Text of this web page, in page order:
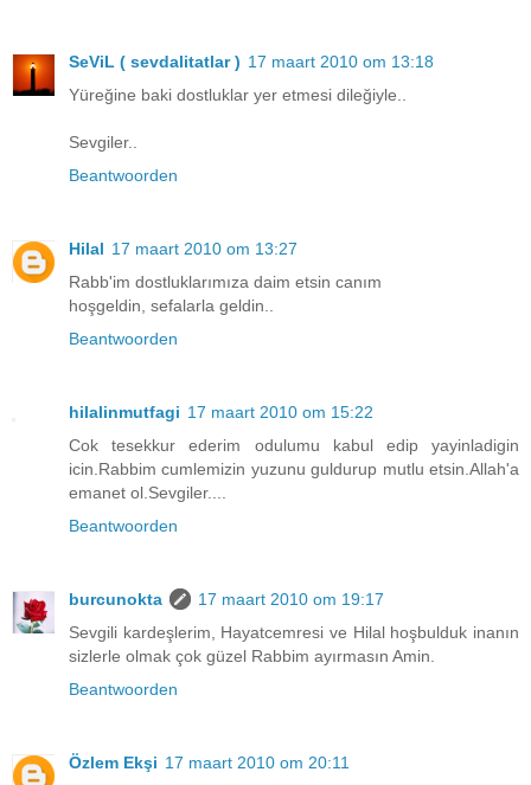
SeViL ( sevdalitatlar ) 17 maart 2010 om 13:18
Yüreğine baki dostluklar yer etmesi dileğiyle..
Sevgiler..
Beantwoorden
Hilal 17 maart 2010 om 13:27
Rabb'im dostluklarımıza daim etsin canım
hoşgeldin, sefalarla geldin..
Beantwoorden
hilalinmutfagi 17 maart 2010 om 15:22
Cok tesekkur ederim odulumu kabul edip yayinladigin
icin.Rabbim cumlemizin yuzunu guldurup mutlu etsin.Allah'a
emanet ol.Sevgiler....
Beantwoorden
burcunokta
17 maart 2010 om 19:17
Sevgili kardeşlerim, Hayatcemresi ve Hilal hoşbulduk inanın
sizlerle olmak çok güzel Rabbim ayırmasın Amin.
Beantwoorden
Özlem Ekşi 17 maart 2010 om 20:11